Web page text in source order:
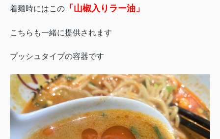
着麺時にはこの 「山椒入りラー油」
こちらも一緒に提供されます
プッシュタイプの容器です